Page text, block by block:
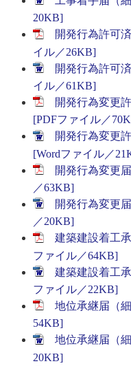
20KB]
開発行為許可
イル／26KB]
開発行為許可
イル／61KB]
開発行為変更
[PDFファイル／
開発行為変更
[Wordファイル／
開発行為変更
／63KB]
開発行為変更
／20KB]
建築建設着工
ファイル／64KB]
建築建設着工
ファイル／22KB]
地位承継届（
54KB]
地位承継届（
20KB]